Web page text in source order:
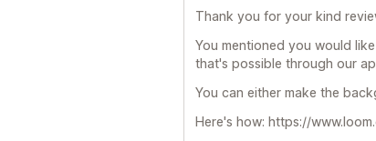
Thank you for your kind
You mentioned you would
that's possible through our
You can either make the
Here's how: https://